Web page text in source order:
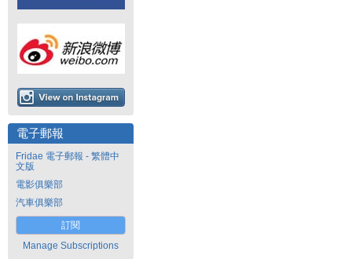
電子郵報
Fridae 電子郵報 - 繁體中
文版
電影俱樂部
汽車俱樂部
訂閱
Manage Subscriptions